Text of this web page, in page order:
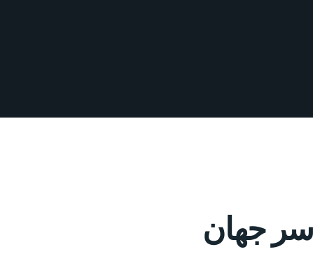
جهان